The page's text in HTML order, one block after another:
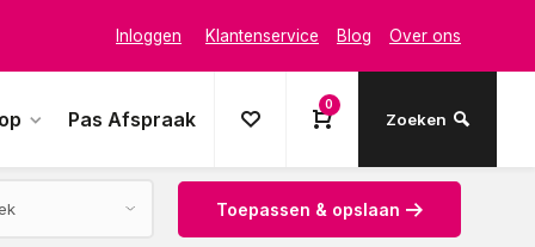
Inloggen Klantenservice Blog Over ons
Pas Afspraak
0
Zoeken
Toepassen & opslaan